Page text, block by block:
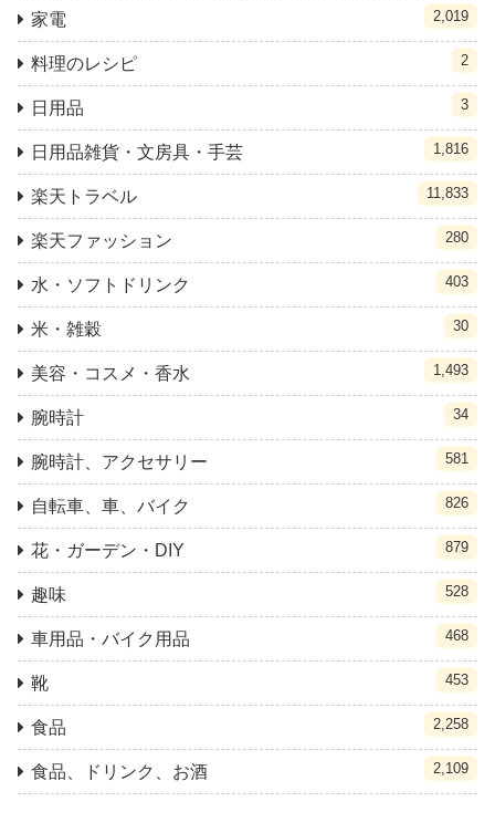
家電 2,019
料理のレシピ 2
日用品 3
日用品雑貨・文房具・手芸 1,816
楽天トラベル 11,833
楽天ファッション 280
水・ソフトドリンク 403
米・雑穀 30
美容・コスメ・香水 1,493
腕時計 34
腕時計、アクセサリー 581
自転車、車、バイク 826
花・ガーデン・DIY 879
趣味 528
車用品・バイク用品 468
靴 453
食品 2,258
食品、ドリンク、お酒 2,109